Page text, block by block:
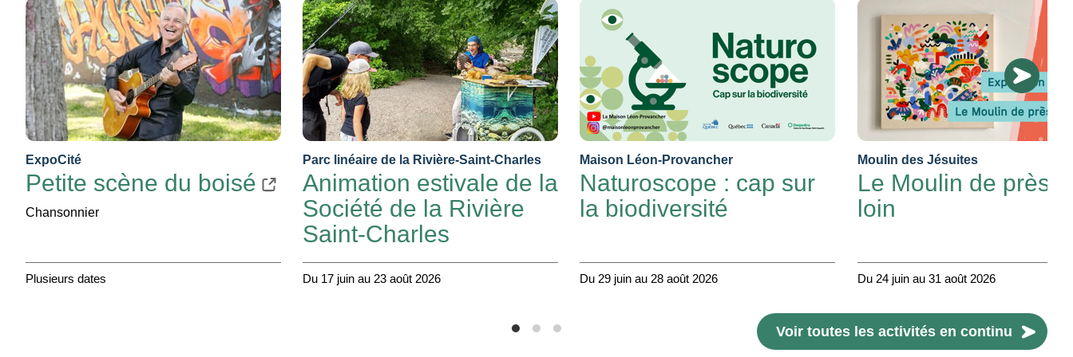
ExpoCité
Petite scène du boisé
Chansonnier
Plusieurs dates
Parc linéaire de la Rivière-Saint-Charles
Animation estivale de la
Société de la Rivière
Saint-Charles
Du 17 juin au 23 août 2026
Maison Léon-Provancher
Naturoscope : cap sur
la biodiversité
Du 29 juin au 28 août 2026
Moulin des Jésuites
Le Moulin de près
loin
Du 24 juin au 31 août 2026
Voir toutes les activités en continu